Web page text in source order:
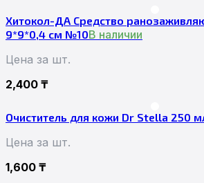
Хитокол-ДА Средство
9*9*0,4 см №10В наличии
Цена за шт.
2,400 ₸
Очиститель для кожи Dr Stella 250
Цена за шт.
1,600 ₸